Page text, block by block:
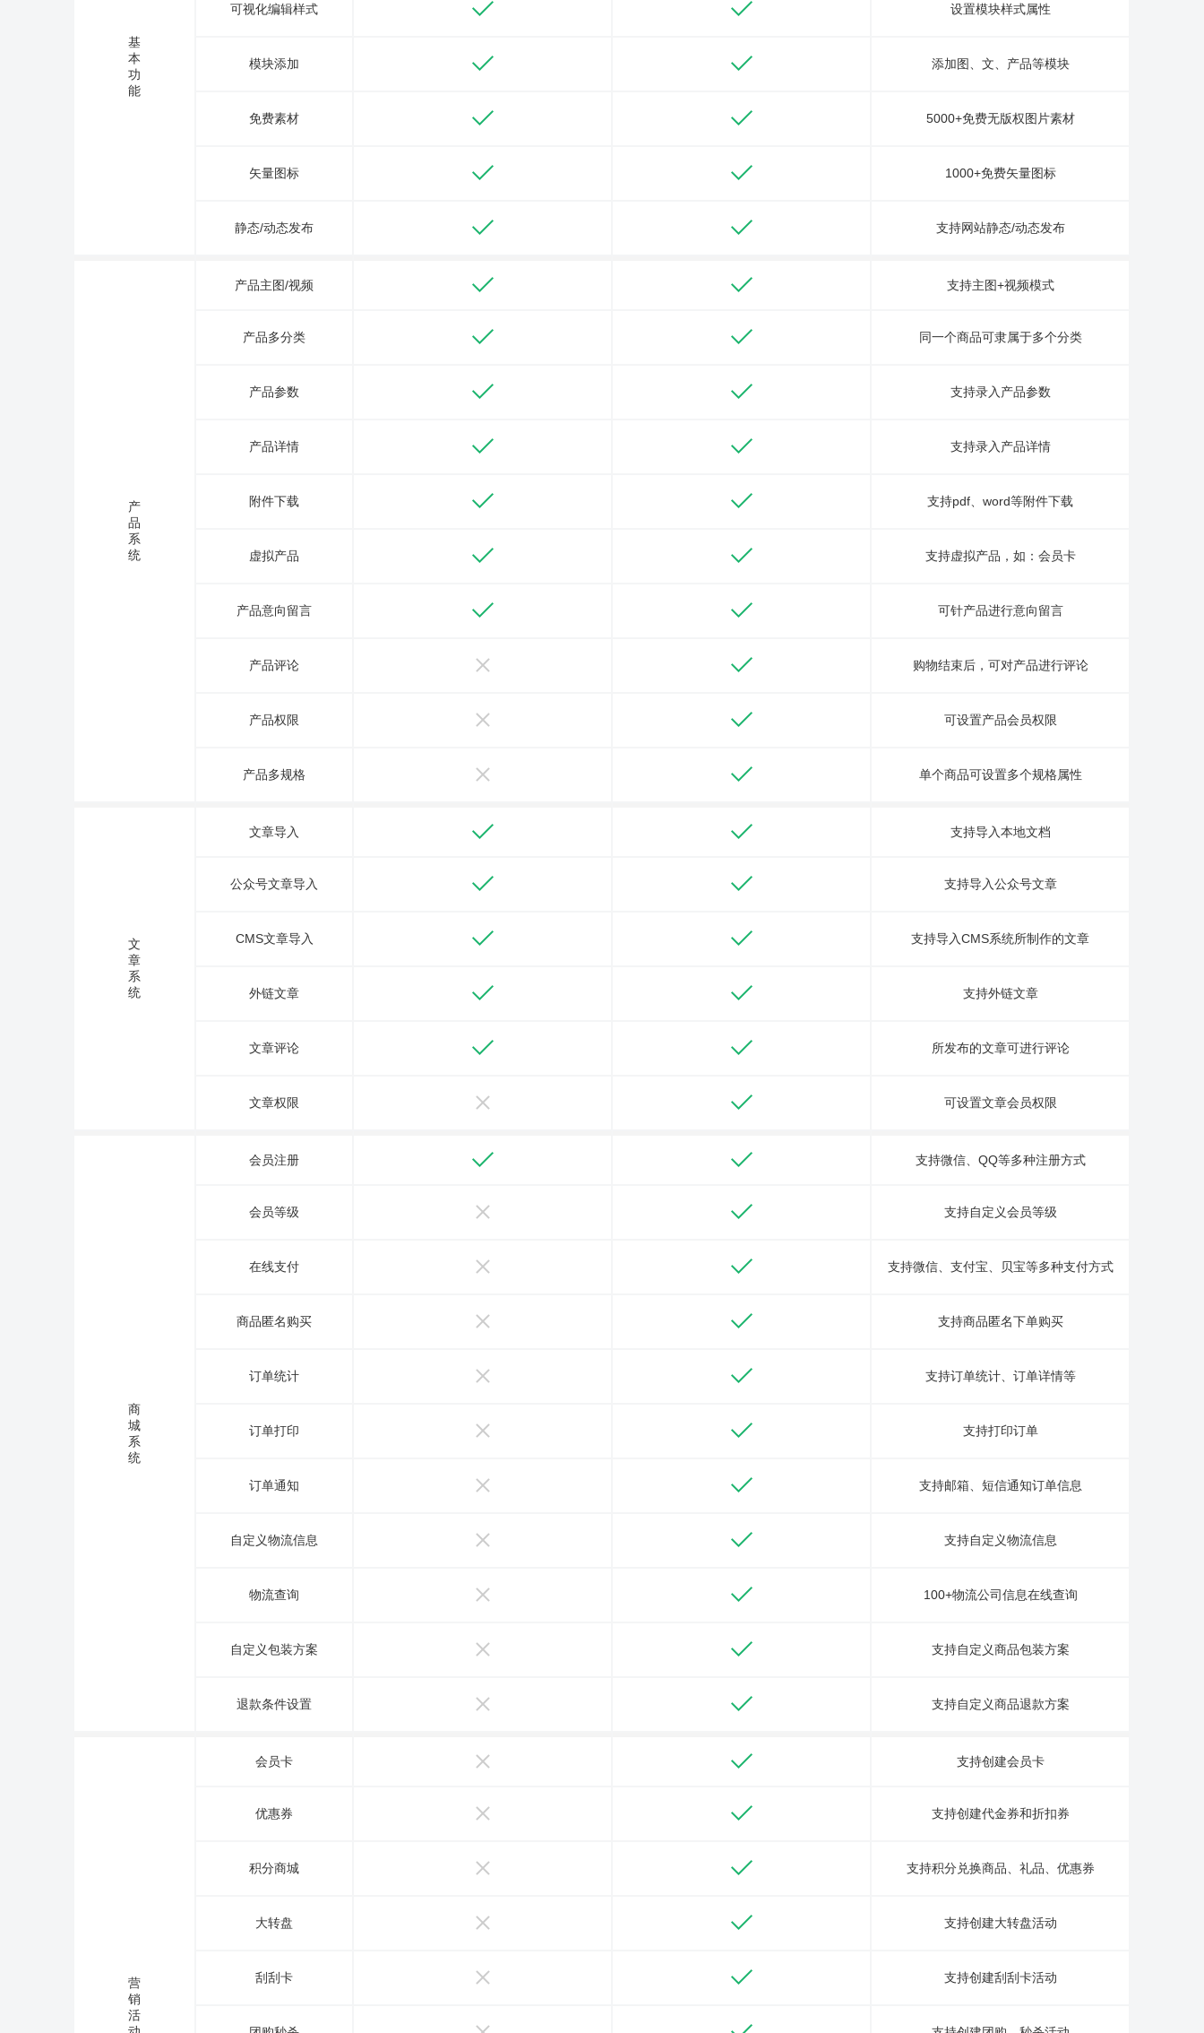
基
本
功
能
可视化编辑样式 设置模块样式属性
模块添加 添加图、文、产品等模块
免费素材 5000+免费无版权图片素材
矢量图标 1000+免费矢量图标
静态/动态发布 支持网站静态/动态发布
产
品
系
统
产品主图/视频 支持主图+视频模式
产品多分类 同一个商品可隶属于多个分类
产品参数 支持录入产品参数
产品详情 支持录入产品详情
附件下载 支持pdf、word等附件下载
虚拟产品 支持虚拟产品，如：会员卡
产品意向留言 可针产品进行意向留言
产品评论 购物结束后，可对产品进行评论
产品权限 可设置产品会员权限
产品多规格 单个商品可设置多个规格属性
文
章
系
统
文章导入 支持导入本地文档
公众号文章导入 支持导入公众号文章
CMS文章导入 支持导入CMS系统所制作的文章
外链文章 支持外链文章
文章评论 所发布的文章可进行评论
文章权限 可设置文章会员权限
商
城
系
统
会员注册 支持微信、QQ等多种注册方式
会员等级 支持自定义会员等级
在线支付 支持微信、支付宝、贝宝等多种支付方式
商品匿名购买 支持商品匿名下单购买
订单统计 支持订单统计、订单详情等
订单打印 支持打印订单
订单通知 支持邮箱、短信通知订单信息
自定义物流信息 支持自定义物流信息
物流查询 100+物流公司信息在线查询
自定义包装方案 支持自定义商品包装方案
退款条件设置 支持自定义商品退款方案
营
销
活
会员卡 支持创建会员卡
优惠券 支持创建代金券和折扣券
积分商城 支持积分兑换商品、礼品、优惠券
大转盘 支持创建大转盘活动
刮刮卡 支持创建刮刮卡活动